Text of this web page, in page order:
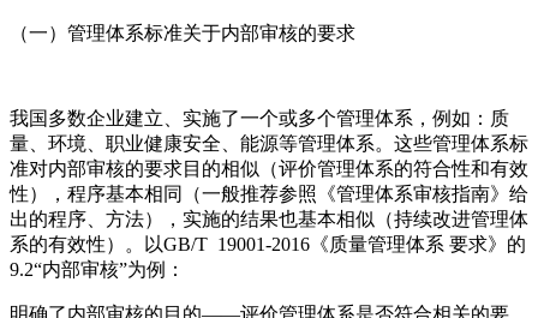
（一）管理体系标准关于内部审核的要求
我国多数企业建立、实施了一个或多个管理体系，例如：质
量、环境、职业健康安全、能源等管理体系。这些管理体系标
准对内部审核的要求目的相似（评价管理体系的符合性和有效
性），程序基本相同（一般推荐参照《管理体系审核指南》给
出的程序、方法），实施的结果也基本相似（持续改进管理体
系的有效性）。以GB/T 19001-2016《质量管理体系 要求》的
9.2“内部审核”为例：
明确了内部审核的目的——评价管理体系是否符合相关的要